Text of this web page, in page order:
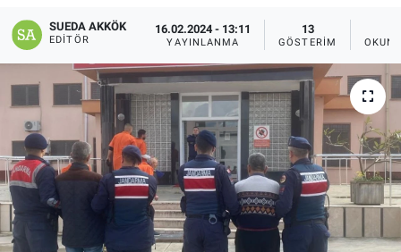
SUEDA AKKÖK
EDITÖR
16.02.2024 - 13:11
YAYINLANMA
13
GÖSTERIM
SİYASET
SAĞLIK
YAŞAM
EĞİTİM
ASAYİŞ